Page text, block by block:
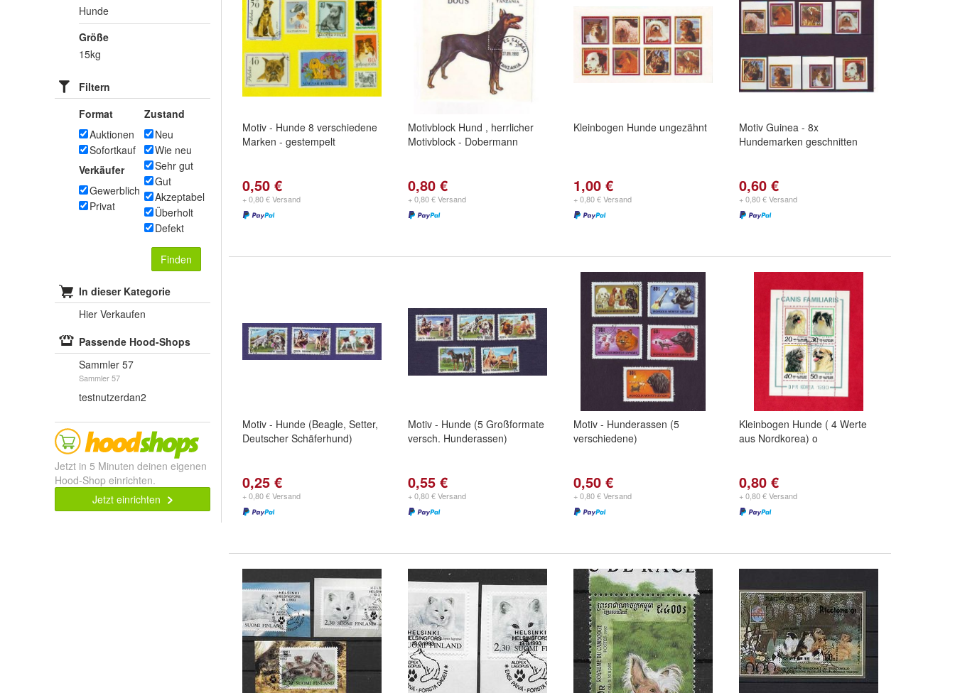
Hunde
Größe
15kg
Filtern
Format
Auktionen
Sofortkauf
Verkäufer
Gewerblich
Privat
Zustand
Neu
Wie neu
Sehr gut
Gut
Akzeptabel
Überholt
Defekt
Finden
In dieser Kategorie
Hier Verkaufen
Passende Hood-Shops
Sammler 57
Sammler 57
testnutzerdan2
Jetzt in 5 Minuten deinen eigenen
Hood-Shop einrichten.
Jetzt einrichten
Motiv - Hunde 8 verschiedene
Marken - gestempelt
0,50 €
+ 0,80 € Versand
Motivblock Hund , herrlicher
Motivblock - Dobermann
0,80 €
+ 0,80 € Versand
Kleinbogen Hunde ungezähnt
1,00 €
+ 0,80 € Versand
Motiv Guinea - 8x
Hundemarken geschnitten
0,60 €
+ 0,80 € Versand
Motiv - Hunde (Beagle, Setter,
Deutscher Schäferhund)
0,25 €
+ 0,80 € Versand
Motiv - Hunde (5 Großformate
versch. Hunderassen)
0,55 €
+ 0,80 € Versand
Motiv - Hunderassen (5
verschiedene)
0,50 €
+ 0,80 € Versand
Kleinbogen Hunde ( 4 Werte
aus Nordkorea) o
0,80 €
+ 0,80 € Versand